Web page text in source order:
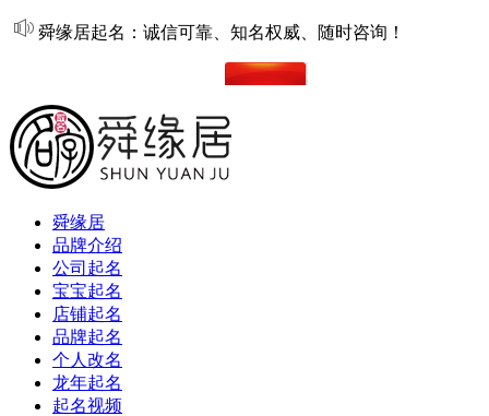
舜缘居起名：诚信可靠、知名权威、随时咨询！
舜缘居
品牌介绍
公司起名
宝宝起名
店铺起名
品牌起名
个人改名
龙年起名
起名视频